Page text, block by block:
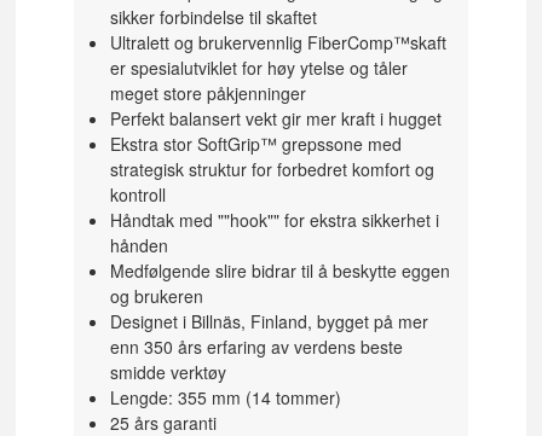
sikker forbindelse til skaftet
Ultralett og brukervennlig FiberComp™skaft
er spesialutviklet for høy ytelse og tåler
meget store påkjenninger
Perfekt balansert vekt gir mer kraft i hugget
Ekstra stor SoftGrip™ grepssone med
strategisk struktur for forbedret komfort og
kontroll
Håndtak med ""hook"" for ekstra sikkerhet i
hånden
Medfølgende slire bidrar til å beskytte eggen
og brukeren
Designet i Billnäs, Finland, bygget på mer
enn 350 års erfaring av verdens beste
smidde verktøy
Lengde: 355 mm (14 tommer)
25 års garanti